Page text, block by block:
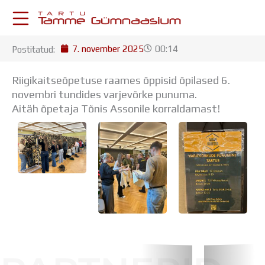
KESKKONNAD
Postkast
Drive
Tamme TV
Tamme Leht
Kooliraadio
Koorilaul
ÕPPETÖÖ
Tunniplaan
Aastaplaan
Postitatud: 7. november 2025 00:14
Riigikaitseõpetuse raames õppisid õpilased 6.
novembri tundides varjevõrke punuma.
Aitäh õpetaja Tõnis Assonile korraldamast!